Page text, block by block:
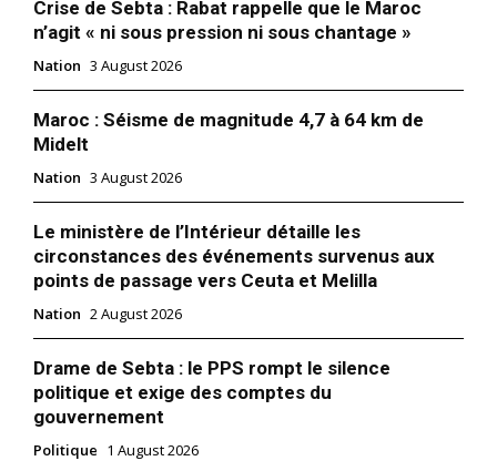
Crise de Sebta : Rabat rappelle que le Maroc
n’agit « ni sous pression ni sous chantage »
Nation 3 August 2026
Maroc : Séisme de magnitude 4,7 à 64 km de
Midelt
Nation 3 August 2026
Le ministère de l’Intérieur détaille les
circonstances des événements survenus aux
points de passage vers Ceuta et Melilla
Nation 2 August 2026
Drame de Sebta : le PPS rompt le silence
politique et exige des comptes du
gouvernement
Politique 1 August 2026